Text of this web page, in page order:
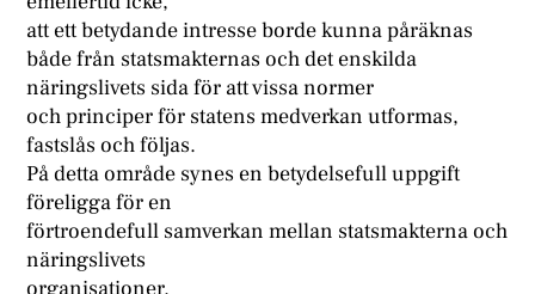
att ett betydande intresse borde kunna påräknas
både från statsmakternas och det enskilda
näringslivets sida för att vissa normer
och principer för statens medverkan utformas,
fastslås och följas.
På detta område synes en betydelsefull uppgift
föreligga för en
förtroendefull samverkan mellan statsmakterna och
näringslivets